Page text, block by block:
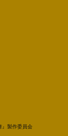
』製作委員会